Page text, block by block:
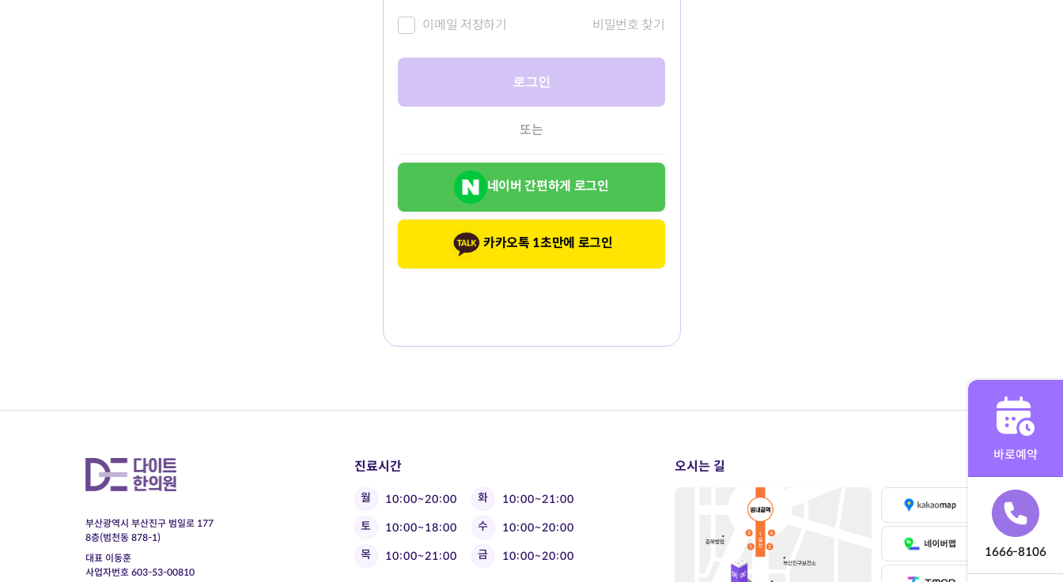
이메일 저장하기 비밀번호 찾기
로그인
또는
네이버 간편하게 로그인
카카오톡 1초만에 로그인
부산광역시 부산진구 범일로 177
8층(범천동 878-1)
대표 이동훈
사업자번호 603-53-00810
진료시간
월 10:00~20:00 화
10:00~21:00
토
10:00~18:00 수
10:00~20:00
목
10:00~21:00 금 10:00~20:00
오시는 길
바로예약
1666-8106